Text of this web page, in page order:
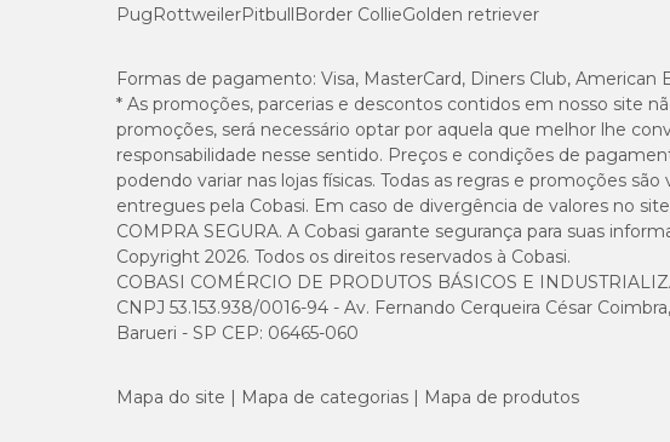
PugRottweilerPitbullBorder CollieGolden retriever
Formas de pagamento: Visa, MasterCard, Diners Club, American
* As promoções, parcerias e descontos contidos em nosso site
promoções, será necessário optar por aquela que melhor lhe
responsabilidade nesse sentido. Preços e condições de
podendo variar nas lojas físicas. Todas as regras e promoções
entregues pela Cobasi. Em caso de divergência de valores no
COMPRA SEGURA. A Cobasi garante segurança para suas
Copyright 2026. Todos os direitos reservados à Cobasi.
COBASI COMÉRCIO DE PRODUTOS BÁSICOS E
CNPJ 53.153.938/0016-94 - Av. Fernando Cerqueira César
Barueri - SP CEP: 06465-060
Mapa do site Mapa de categorias Mapa de produtos